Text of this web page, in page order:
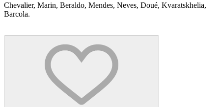
Chevalier, Marin, Beraldo, Mendes, Neves, Doué, Kvaratskhelia,
Barcola.